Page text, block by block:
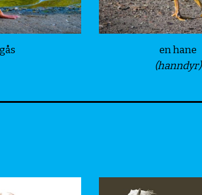
en hane
(hanndyr)